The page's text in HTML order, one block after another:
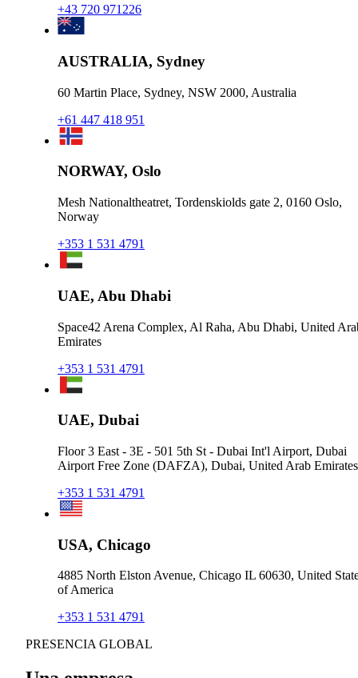
+43 720 971226
AUSTRALIA, Sydney
60 Martin Place, Sydney, NSW 2000, Australia
+61 447 418 951
NORWAY, Oslo
Mesh Nationaltheatret, Tordenskiolds gate 2, 0160 Oslo,
Norway
+353 1 531 4791
UAE, Abu Dhabi
Space42 Arena Complex, Al Raha, Abu Dhabi, United
Emirates
+353 1 531 4791
UAE, Dubai
Floor 3 East - 3E - 501 5th St - Dubai Int'l Airport, Dubai
Airport Free Zone (DAFZA), Dubai, United Arab Emirates
+353 1 531 4791
USA, Chicago
4885 North Elston Avenue, Chicago IL 60630, United
of America
+353 1 531 4791
PRESENCIA GLOBAL